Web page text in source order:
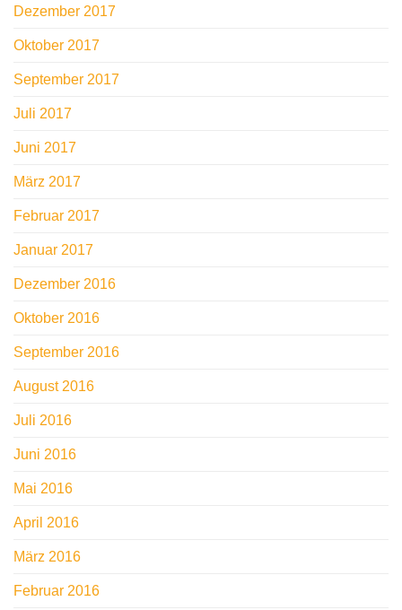
Dezember 2017
Oktober 2017
September 2017
Juli 2017
Juni 2017
März 2017
Februar 2017
Januar 2017
Dezember 2016
Oktober 2016
September 2016
August 2016
Juli 2016
Juni 2016
Mai 2016
April 2016
März 2016
Februar 2016